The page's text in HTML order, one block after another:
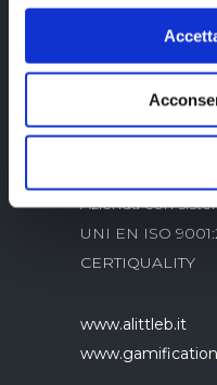
Azienda con
UNI EN ISO
CERTIQUALITY
www.alittleb.it